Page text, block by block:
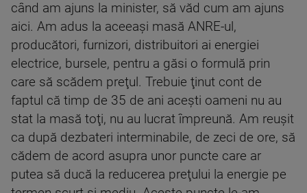
când am ajuns la minister, să văd cum am ajuns
aici. Am adus la aceeaşi masă ANRE-ul,
producători, furnizori, distribuitori ai energiei
electrice, bursele, pentru a găsi o formulă prin
care să scădem preţul. Trebuie ţinut cont de
faptul că timp de 35 de ani aceşti oameni nu au
stat la masă toţi, nu au lucrat împreună. Am reuşit
ca după dezbateri interminabile, de zeci de ore, să
cădem de acord asupra unor puncte care ar
putea să ducă la reducerea preţului la energie pe